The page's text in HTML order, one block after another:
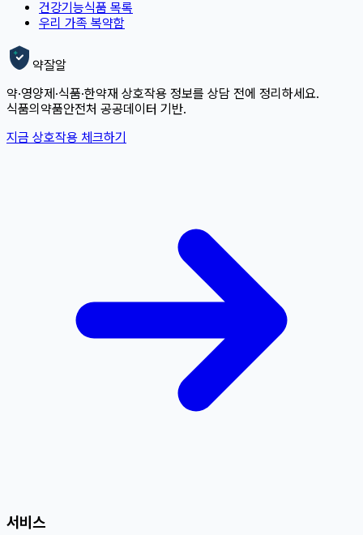
건강기능식품 목록
우리 가족 복약함
약잘알
약·영양제·식품·한약재 상호작용 정보를 상담 전에 정리하세요.
식품의약품안전처 공공데이터 기반.
지금 상호작용 체크하기
서비스